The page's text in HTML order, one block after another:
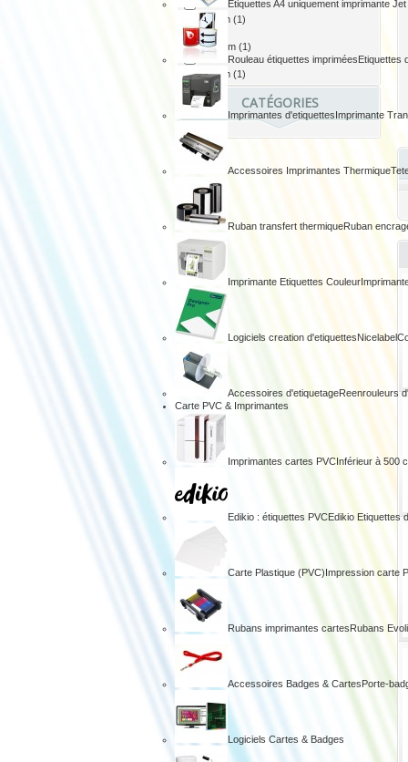
Etiquettes A4 uniquement imprimante
Rouleau étiquettes impriméesEtiquettes
Imprimantes d'etiquettesImprimante
Accessoires Imprimantes Thermique
Ruban transfert thermiqueRuban
Imprimante Etiquettes Couleur
Logiciels creation d'etiquettesNicelabel
Accessoires d'etiquetageReenrouleurs
Carte PVC & Imprimantes
Imprimantes cartes PVCInférieur à 500
Edikio : étiquettes PVCEdikio Etiquettes
Carte Plastique (PVC)Impression carte
Rubans imprimantes cartesRubans
Accessoires Badges & CartesPorte-
Logiciels Cartes & Badges
50x25 mm (1)
80x185 mm (1)
94x50 mm (1)
CATÉGORIES